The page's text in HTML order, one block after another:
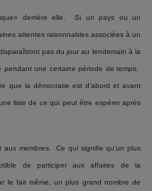
derrière elle. Si un pays ou un
attentes raisonnables associées à un
pas du jour au lendemain à la
une certaine période de temps.
que la démocratie est d’abord et avant
liste de ce qui peut être espérer après
membres. Ce qui signifie qu’un plus
de participer aux affaires de la
le fait même, un plus grand nombre de